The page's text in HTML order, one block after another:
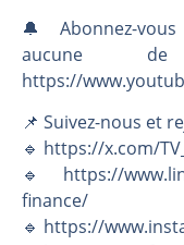
🔔 Abonnez-
aucune
https://
📌 Suivez-nous et
🔹 https://x.com/
🔹 https://
finance/
🔹 https://